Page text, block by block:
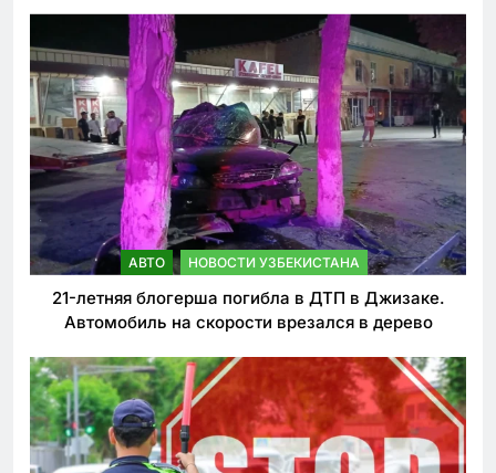
АВТО НОВОСТИ УЗБЕКИСТАНА
21-летняя блогерша погибла в ДТП в Джизаке.
Автомобиль на скорости врезался в дерево